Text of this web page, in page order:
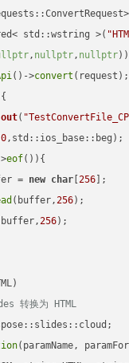
std::wstring >(
, nullptr, nullptr))
()->convert
out(
0,std::ios_base::beg);
eof()){
= new char [256 ];
(buffer,256);
256);
转换为 HTML
(paramName,